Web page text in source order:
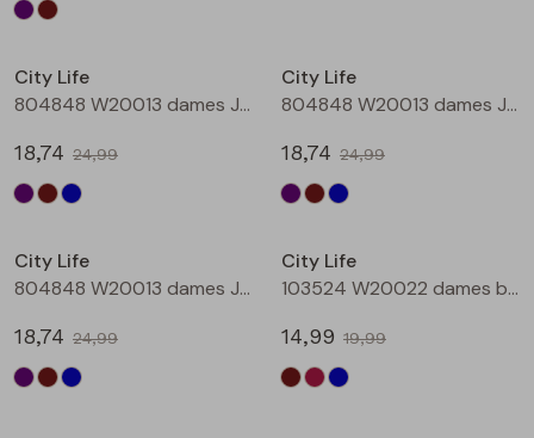
City Life
804848 W20013 dames Jurk Aubergine
18,74 24,99
City Life
804848 W20013 dames Jurk Bruin
18,74 24,99
City Life
804848 W20013 dames Jurk Petrol
18,74 24,99
City Life
103524 W20022 dames bloese km Bruin donker
14,99 19,99